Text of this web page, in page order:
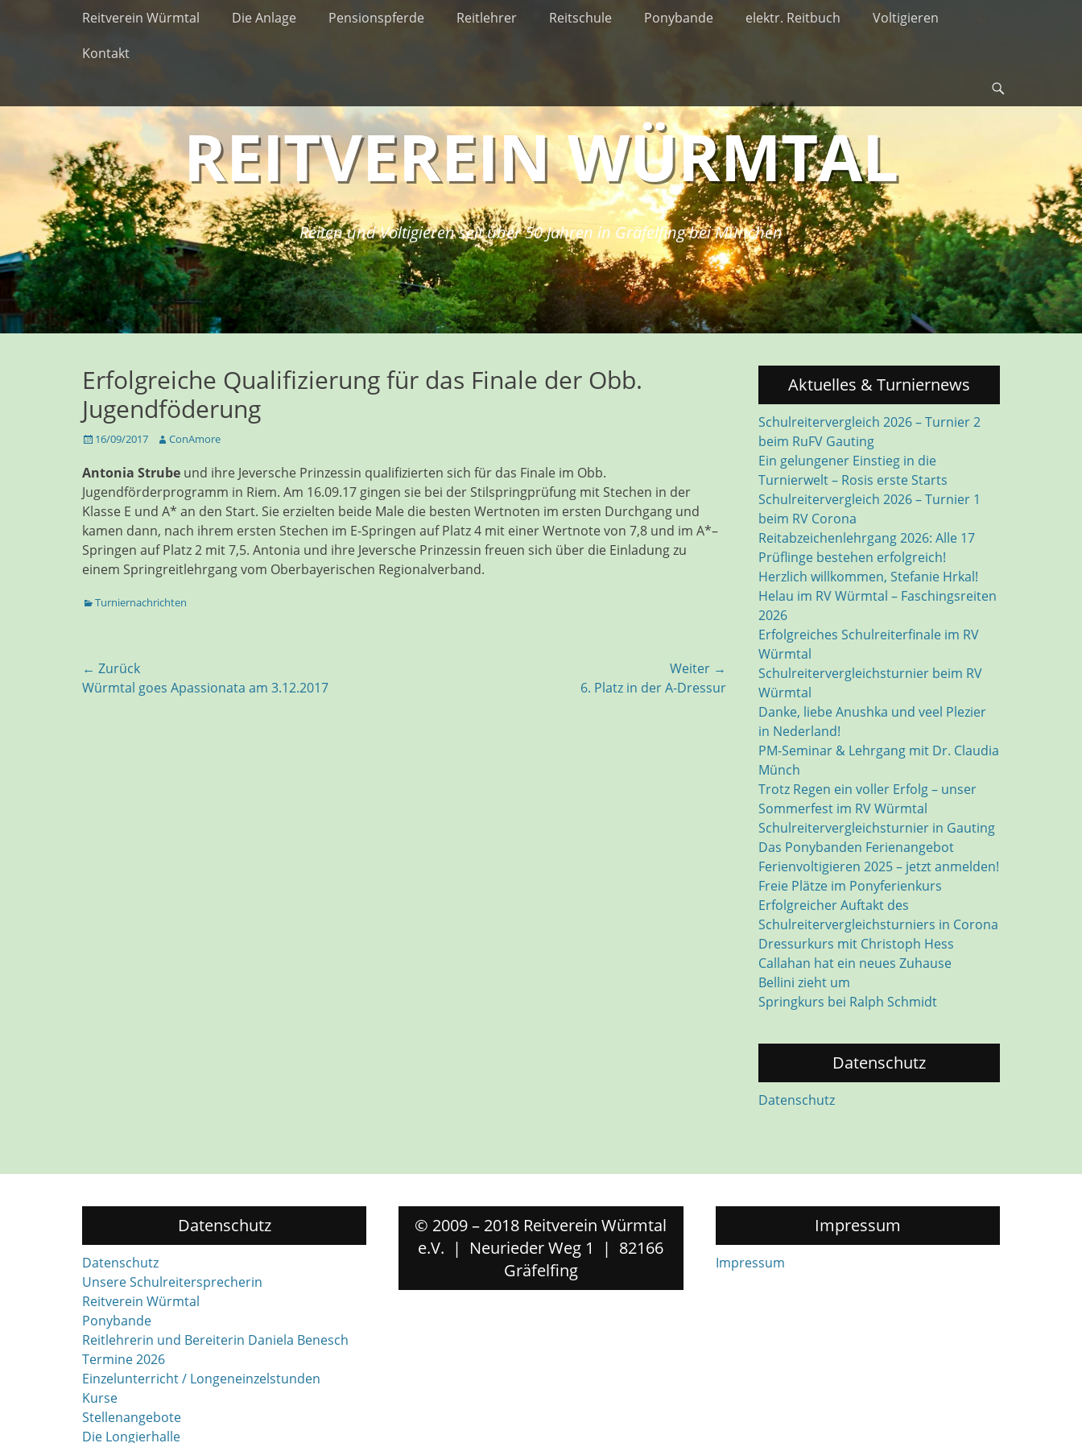
Zum
Inhalt:
Erstes Menü
Reitverein Würmtal Die Anlage Pensionspferde Reitlehrer Reitschule Ponybande elektr. Reitbuch
Voltigieren
Kontakt
REITVEREIN WÜRMTAL
Reiten und Voltigieren seit über 50 Jahren in Gräfelfing bei München
Erfolgreiche Qualifizierung für das Finale der Obb.
Jugendföderung
Veröffentlicht
16/09/2017 AutorConAmore
Antonia Strube und ihre Jeversche Prinzessin qualifizierten sich für das Finale im Obb.
Jugendförderprogramm in Riem. Am 16.09.17 gingen sie bei der Stilspringprüfung mit Stechen in der
Klasse E und A* an den Start. Sie erzielten beide Male die besten Wertnoten im ersten Durchgang und
kamen dann, nach ihrem ersten Stechen im E-Springen auf Platz 4 mit einer Wertnote von 7,8 und im A*–
Springen auf Platz 2 mit 7,5. Antonia und ihre Jeversche Prinzessin freuen sich über die Einladung zu
einem Springreitlehrgang vom Oberbayerischen Regionalverband.
Kategorien
Turniernachrichten
Beitragsnavigation
← Zurück
Vorhergehender
Würmtal goes Apassionata am 3.12.2017
Weiter →
6. Platz in der A-Dressur
Aktuelles & Turniernews
Schulreitervergleich 2026 – Turnier 2
beim RuFV Gauting
Ein gelungener Einstieg in die
Turnierwelt – Rosis erste Starts
Schulreitervergleich 2026 – Turnier 1
beim RV Corona
Reitabzeichenlehrgang 2026: Alle 17
Prüflinge bestehen erfolgreich!
Herzlich willkommen, Stefanie Hrkal!
Helau im RV Würmtal – Faschingsreiten
2026
Erfolgreiches Schulreiterfinale im RV
Würmtal
Schulreitervergleichsturnier beim RV
Würmtal
Danke, liebe Anushka und veel Plezier
in Nederland!
PM-Seminar & Lehrgang mit Dr. Claudia
Münch
Trotz Regen ein voller Erfolg – unser
Sommerfest im RV Würmtal
Schulreitervergleichsturnier in Gauting
Das Ponybanden Ferienangebot
Ferienvoltigieren 2025 – jetzt anmelden!
Freie Plätze im Ponyferienkurs
Erfolgreicher Auftakt des
Schulreitervergleichsturniers in Corona
Dressurkurs mit Christoph Hess
Callahan hat ein neues Zuhause
Bellini zieht um
Springkurs bei Ralph Schmidt
Datenschutz
Datenschutz
Datenschutz
Datenschutz
Unsere Schulreitersprecherin
Reitverein Würmtal
Ponybande
Reitlehrerin und Bereiterin Daniela Benesch
Termine 2026
Einzelunterricht / Longeneinzelstunden
Kurse
Stellenangebote
Die Longierhalle
© 2009 – 2018 Reitverein Würmtal
e.V. | Neurieder Weg 1 | 82166
Gräfelfing
Impressum
Impressum